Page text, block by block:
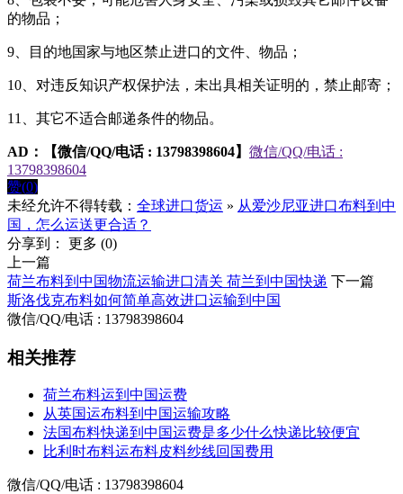
的物品；
9、目的地国家与地区禁止进口的文件、物品；
10、对违反知识产权保护法，未出具相关证明的，禁止邮寄；
11、其它不适合邮递条件的物品。
AD： 【微信/QQ/电话 : 13798398604】 微信/QQ/电话 :
13798398604
赞(0)
未经允许不得转载： 全球进口货运 » 从爱沙尼亚进口布料到中
国，怎么运送更合适？
分享到：
更多 (0)
上一篇
荷兰布料到中国物流运输进口清关 荷兰到中国快递 下一篇
斯洛伐克布料如何简单高效进口运输到中国
微信/QQ/电话 : 13798398604
相关推荐
荷兰布料运到中国运费
从英国运布料到中国运输攻略
法国布料快递到中国运费是多少什么快递比较便宜
比利时布料运布料皮料纱线回国费用
微信/QQ/电话 : 13798398604